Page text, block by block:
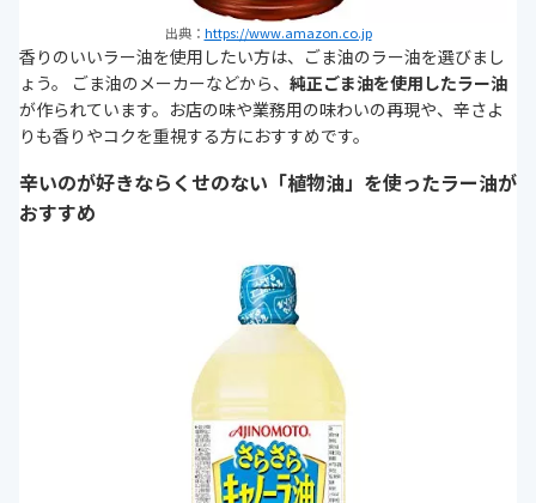
出典： https://www.amazon.co.jp
香りのいいラー油を使用したい方は、ごま油のラー油を選びまし
ょう。 ごま油のメーカーなどから、 純正ごま油を使用したラー油
が作られています。お店の味や業務用の味わいの再現や、辛さよ
りも香りやコクを重視する方におすすめです。
辛いのが好きならくせのない「植物油」を使ったラー油が
おすすめ